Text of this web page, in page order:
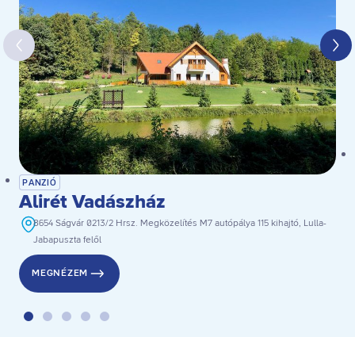
PANZIÓ
Alirét Vadászház
8654 Ságvár 0213/2 Hrsz. Megközelítés M7 autópálya 115 kihajtó, Lulla-
Jabapuszta felől
MEGNÉZEM